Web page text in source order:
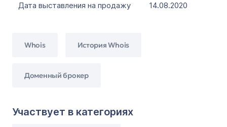
Дата выставления на продажу
14.08.2020
Whois История Whois
Доменный брокер
Участвует в категориях